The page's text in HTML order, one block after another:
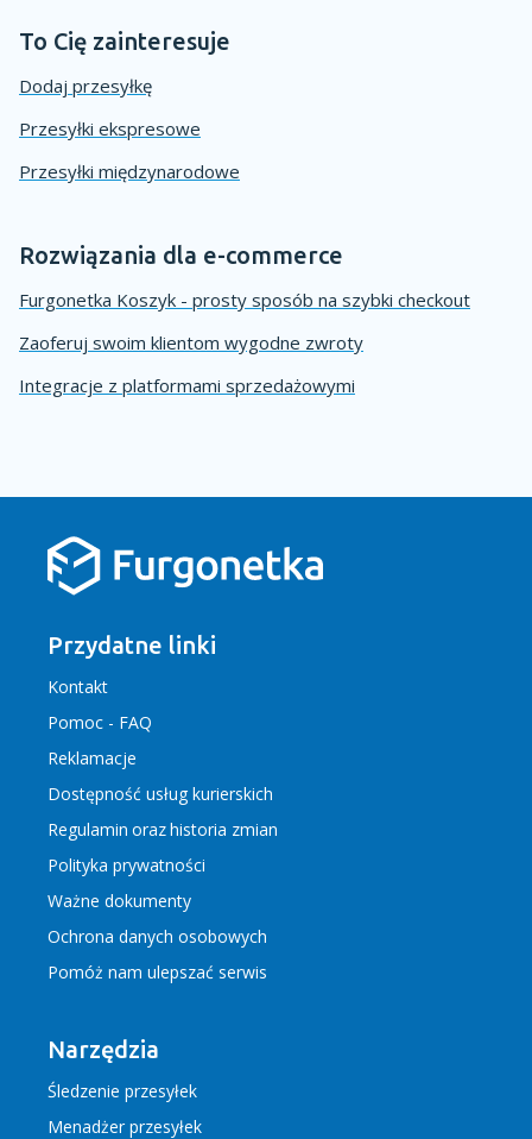
To Cię zainteresuje
Dodaj przesyłkę
Przesyłki ekspresowe
Przesyłki międzynarodowe
Rozwiązania dla e-commerce
Furgonetka Koszyk - prosty sposób na szybki checkout
Zaoferuj swoim klientom wygodne zwroty
Integracje z platformami sprzedażowymi
Przydatne linki
Kontakt
Pomoc - FAQ
Reklamacje
Dostępność usług kurierskich
Regulamin orazhistoria zmian
Polityka prywatności
Ważne dokumenty
Ochrona danych osobowych
Pomóż nam ulepszać serwis
Narzędzia
Śledzenie przesyłek
Menadżer przesyłek